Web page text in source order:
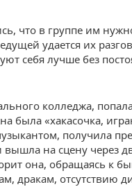
что в группе им
удается их
себя лучше без
колледжа,
была «хакасочка,
получила
на сцену через
она, обращаясь к
дракам, отсутствию